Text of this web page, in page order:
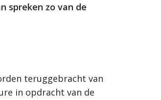
spreken zo van de
teruggebracht van
in opdracht van de